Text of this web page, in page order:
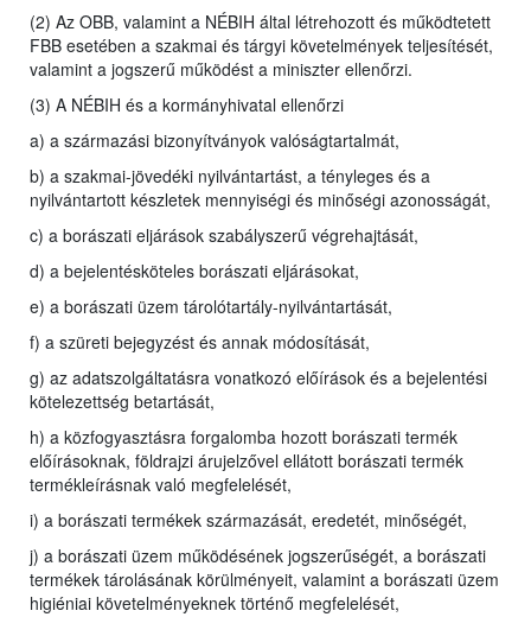
(2) Az OBB, valamint a NÉBIH által létrehozott és működtetett
FBB esetében a szakmai és tárgyi követelmények teljesítését,
valamint a jogszerű működést a miniszter ellenőrzi.
(3) A NÉBIH és a kormányhivatal ellenőrzi
a) a származási bizonyítványok valóságtartalmát,
b) a szakmai-jövedéki nyilvántartást, a tényleges és a
nyilvántartott készletek mennyiségi és minőségi azonosságát,
c) a borászati eljárások szabályszerű végrehajtását,
d) a bejelentésköteles borászati eljárásokat,
e) a borászati üzem tárolótartály-nyilvántartását,
f) a szüreti bejegyzést és annak módosítását,
g) az adatszolgáltatásra vonatkozó előírások és a bejelentési
kötelezettség betartását,
h) a közfogyasztásra forgalomba hozott borászati termék
előírásoknak, földrajzi árujelzővel ellátott borászati termék
termékleírásnak való megfelelését,
i) a borászati termékek származását, eredetét, minőségét,
j) a borászati üzem működésének jogszerűségét, a borászati
termékek tárolásának körülményeit, valamint a borászati üzem
higiéniai követelményeknek történő megfelelését,